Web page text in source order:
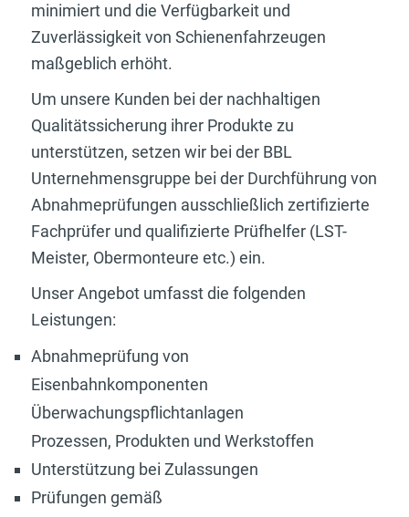
minimiert und die Verfügbarkeit und
Zuverlässigkeit von Schienenfahrzeugen
maßgeblich erhöht.
Um unsere Kunden bei der nachhaltigen
Qualitätssicherung ihrer Produkte zu
unterstützen, setzen wir bei der BBL
Unternehmensgruppe bei der Durchführung von
Abnahmeprüfungen ausschließlich zertifizierte
Fachprüfer und qualifizierte Prüfhelfer (LST-
Meister, Obermonteure etc.) ein.
Unser Angebot umfasst die folgenden
Leistungen:
Abnahmeprüfung von
Eisenbahnkomponenten
Überwachungspflichtanlagen
Prozessen, Produkten und Werkstoffen
Unterstützung bei Zulassungen
Prüfungen gemäß